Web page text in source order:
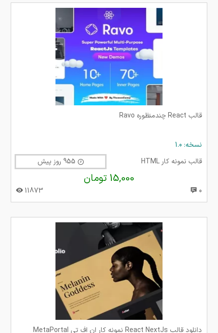
قالب React چندمنظوره Ravo
نسخه: 1.0
قالب نمونه کار HTML
15,000 تومان
0
11873
دانلود قالب React NextJs نمونه کار ان اف تی MetaPortal